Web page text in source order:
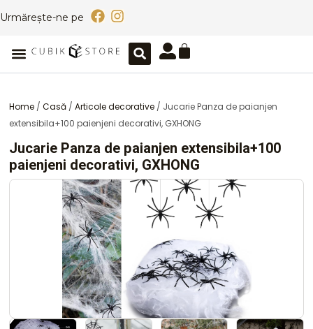
to
Urmărește-ne pe
F
c
e
b
o
k
I
s
t
a
a
m
Meniu Caută
Home /Casă /Articole decorative / Jucarie Panza de paianjen
extensibila+100 paienjeni decorativi, GXHONG
Jucarie Panza de paianjen extensibila+100
paienjeni decorativi, GXHONG